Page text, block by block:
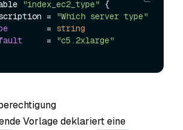
"index_ec2_type" {
=
"Which server type"
        =
string
     =
"c5.2xlarge"
Vorlage deklariert eine